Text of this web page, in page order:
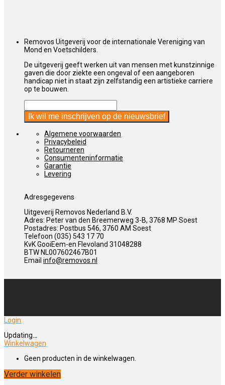
Removos Uitgeverij voor de internationale Vereniging van
Mond en Voetschilders.
De uitgeverij geeft werken uit van mensen met kunstzinnige
gaven die door ziekte een ongeval of een aangeboren
handicap niet in staat zijn zelfstandig een artistieke carriere
op te bouwen.
Algemene voorwaarden
Privacybeleid
Retourneren
Consumenteninformatie
Garantie
Levering
Adresgegevens
Uitgeverij Removos Nederland B.V.
Adres: Peter van den Breemerweg 3-B, 3768 MP Soest
Postadres: Postbus 546, 3760 AM Soest
Telefoon (035) 543 17 70
KvK GooiEem-en Flevoland 31048288
BTW NL007602467B01
Email info@removos.nl
Login
Updating…
Winkelwagen
Geen producten in de winkelwagen.
Verder winkelen